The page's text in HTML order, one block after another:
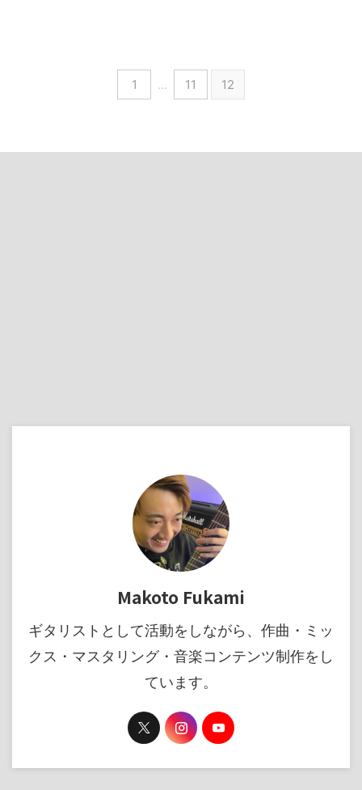
1 … 11 12
Makoto Fukami
ギタリストとして活動をしながら、作曲・ミッ
クス・マスタリング・音楽コンテンツ制作をし
ています。